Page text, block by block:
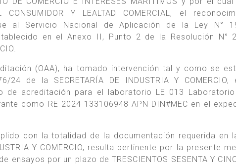
CONSUMIDOR Y LEALTAD COMERCIAL, el
al Servicio Nacional de Aplicación de la Ley N°
en el Anexo II, Punto 2 de la Resolución N°
(OAA), ha tomado intervención tal y como se
de la SECRETARÍA DE INDUSTRIA Y COMERCIO,
de acreditación para el laboratorio LE 013 Laboratorio
como RE-2024-133106948-APN-DIN#MEC en el
con la totalidad de la documentación requerida en
Y COMERCIO, resulta pertinente por la presente
por un plazo de TRESCIENTOS SESENTA Y